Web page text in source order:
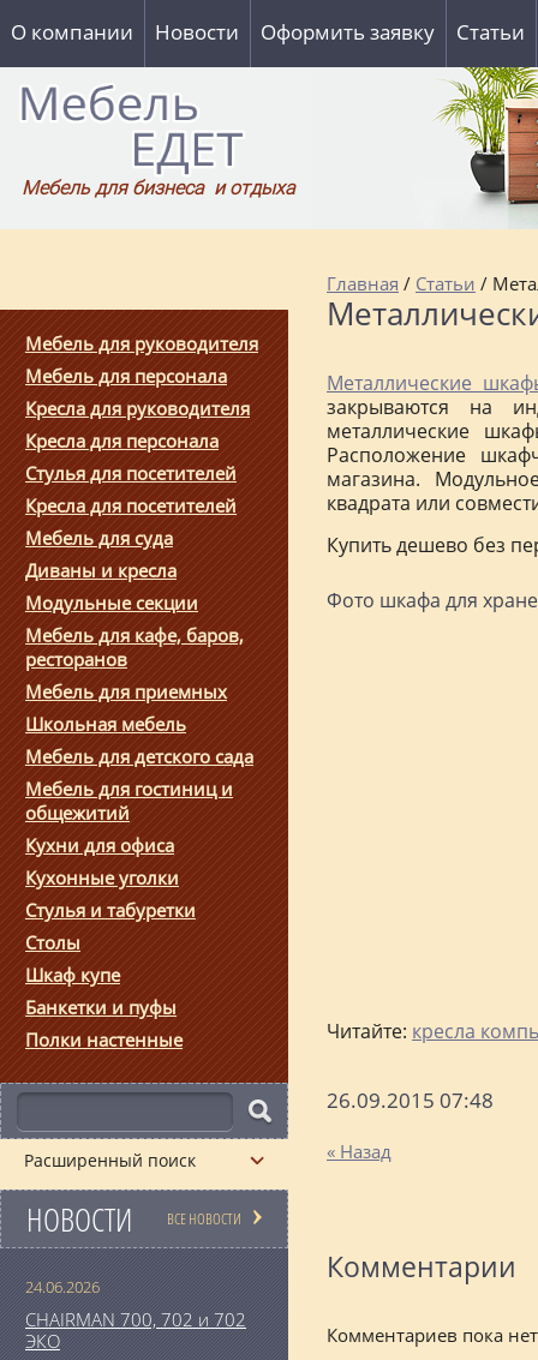
О компании Новости Оформить заявку Статьи
Мебель для бизнеса и отдыха
Мебель для руководителя
Мебель для персонала
Кресла для руководителя
Кресла для персонала
Стулья для посетителей
Кресла для посетителей
Мебель для суда
Диваны и кресла
Модульные секции
Мебель для кафе, баров,
ресторанов
Мебель для приемных
Школьная мебель
Мебель для детского сада
Мебель для гостиниц и
общежитий
Кухни для офиса
Кухонные уголки
Стулья и табуретки
Столы
Шкаф купе
Банкетки и пуфы
Полки настенные
Расширенный поиск
НОВОСТИ ВСЕ НОВОСТИ
24.06.2026
CHAIRMAN 700, 702 и 702
ЭКО
Главная / Статьи /
Металлические
закрываются на
металлические
Расположение
магазина.
квадрата или
Купить дешево без
Фото шкафа для
Читайте: кресла
26.09.2015 07:48
« Назад
Комментарии
Комментариев пока нет